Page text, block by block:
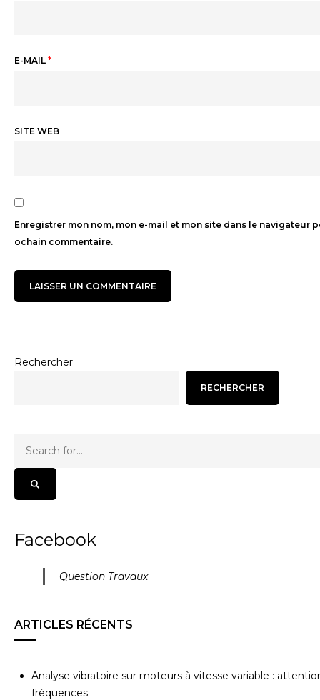
E-MAIL *
SITE WEB
Enregistrer mon nom, mon e-mail et mon site dans le navigateur
ochain commentaire.
Rechercher
RECHERCHER
Facebook
Question Travaux
ARTICLES RÉCENTS
Analyse vibratoire sur moteurs à vitesse variable :
fréquences